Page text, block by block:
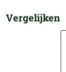
Vergelijken